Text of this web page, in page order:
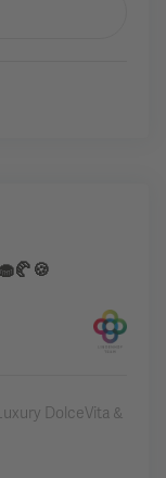
DolceVita &